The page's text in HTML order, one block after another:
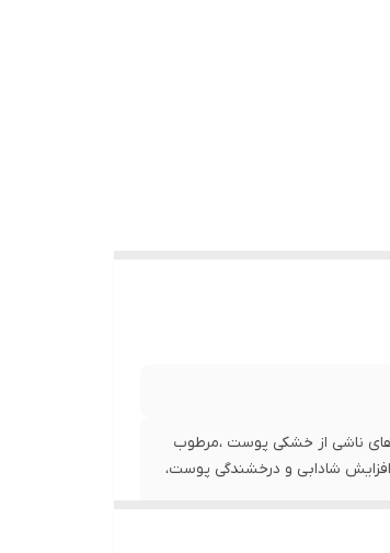
های ناشی از خشکی پوست ،مرطوب
شادابی و درخشندگی پوست،